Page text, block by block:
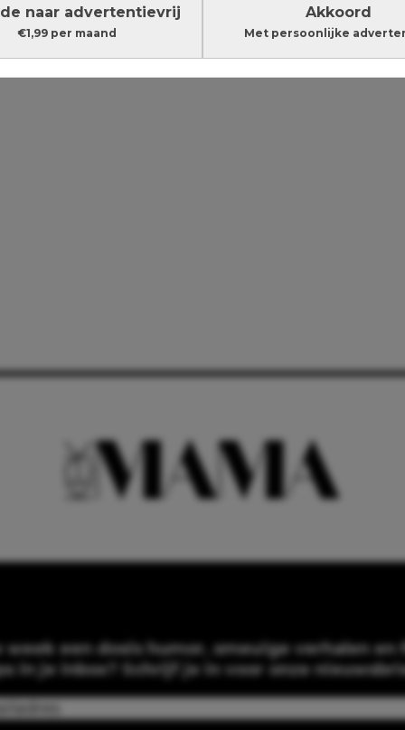
naar advertentievrij
€1,99 per maand
Akkoord
Met persoonlijke
week een dosis humor, smeuïge verhalen en
in je inbox? Schrijf je in voor onze
Email(Required)